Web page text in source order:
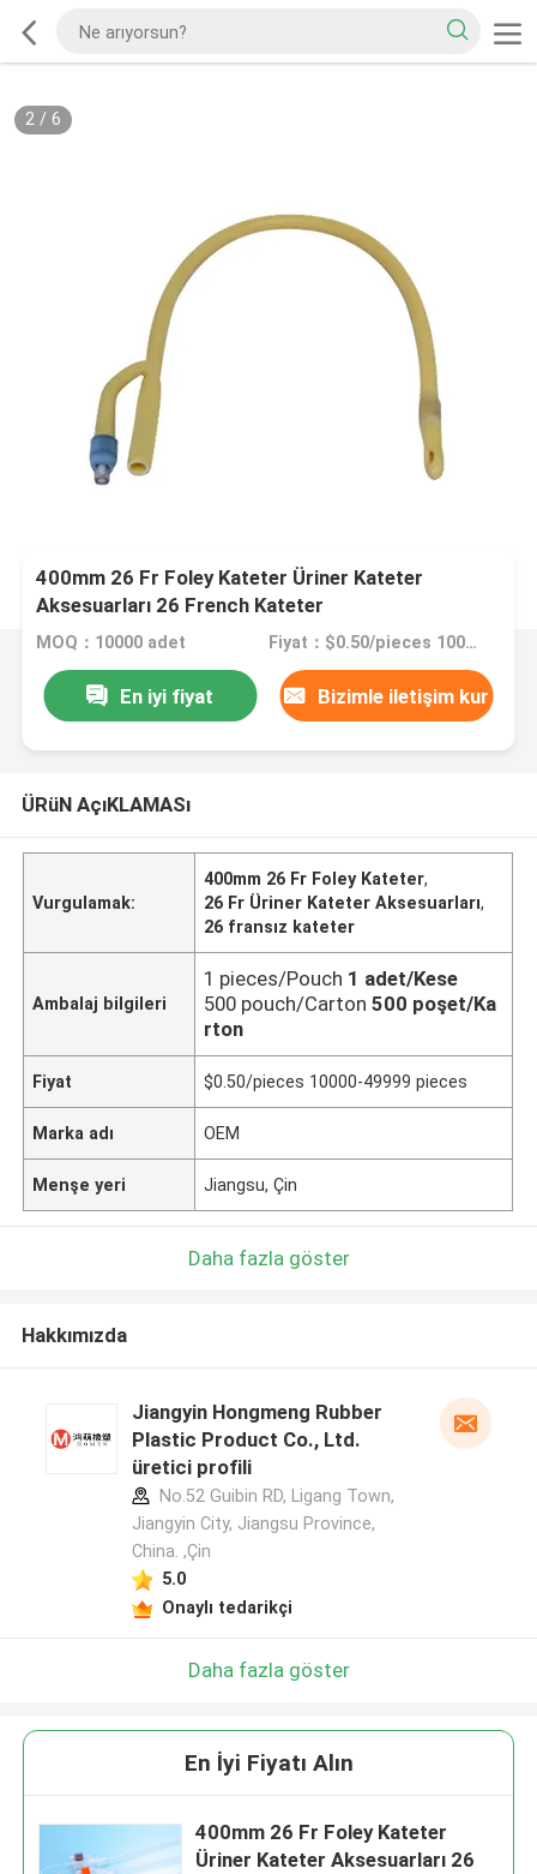
2/ 6
400mm 26 Fr Foley Kateter Üriner Kateter
Aksesuarları 26 French Kateter
MOQ：10000 adet Fiyat：$0.50/pieces 10000-49999 pieces
En iyi fiyat Bizimle iletişim kur
ÜRüN AçıKLAMASı
Vurgulamak:
400mm 26 Fr Foley Kateter,
26 Fr Üriner Kateter Aksesuarları,
26 fransız kateter
Ambalaj bilgileri
1 pieces/Pouch 1 adet/Kese
500 pouch/Carton 500 poşet/Ka
rton
Fiyat $0.50/pieces 10000-49999 pieces
Marka adı OEM
Menşe yeri Jiangsu, Çin
Daha fazla göster
Hakkımızda
Jiangyin Hongmeng Rubber
Plastic Product Co., Ltd.
üretici profili
No.52 Guibin RD, Ligang Town,
Jiangyin City, Jiangsu Province,
China. ,Çin
5.0
Onaylı tedarikçi
Daha fazla göster
En İyi Fiyatı Alın
400mm 26 Fr Foley Kateter
Üriner Kateter Aksesuarları 26